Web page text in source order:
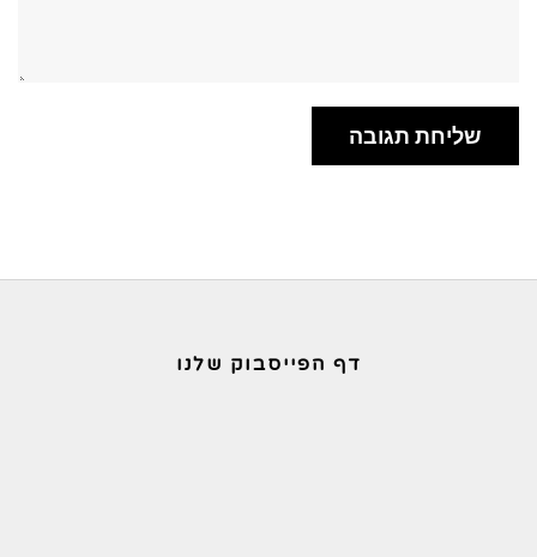
דף הפייסבוק שלנו